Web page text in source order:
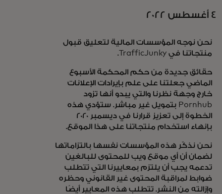
الأخبار و التوجهات
4 أغسطس 2022
نحن نوجه المؤسسات المالية لتعليق قبول
منتجاتنا في TrafficJunky.
حقائق جديدة من حكم المحكمة الأسبوع
الماضي جعلتنا على علم بإيرادات الإعلانات
خارج وجهة نظرنا والتي يبدو أنها تزود
Pornhub بتمويل غير مباشر. ستؤدي هذه
الخطوة إلى تعزيز قرارنا في ديسمبر 2020
بإنهاء استخدام منتجاتنا على هذا الموقع.
نحن نذكّر هذه المؤسسات نفسها بالتزاماتها
لضمان أن أي موقع ويب للمحتوى للبالغين
تدعمه يجب أن يلتزم بمعاييرنا التي تتطلب
ضوابط لمراقبة المحتوى غير القانوني وحظره
وإزالته من النشر. تتطلب هذه المعايير أيضًا